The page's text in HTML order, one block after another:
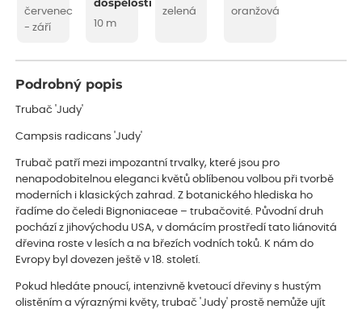
červenec
- září
dospělosti
10 m
zelená
oranžová
Podrobný popis
Trubač 'Judy'
Campsis radicans 'Judy'
Trubač patří mezi impozantní trvalky, které jsou pro
nenapodobitelnou eleganci květů oblíbenou volbou při tvorbě
moderních i klasických zahrad. Z botanického hlediska ho
řadíme do čeledi Bignoniaceae – trubačovité. Původní druh
pochází z jihovýchodu USA, v domácím prostředí tato liánovitá
dřevina roste v lesích a na březích vodních toků. K nám do
Evropy byl dovezen ještě v 18. století.
Pokud hledáte pnoucí, intenzivně kvetoucí dřeviny s hustým
olistěním a výraznými květy, trubač 'Judy' prostě nemůže ujít